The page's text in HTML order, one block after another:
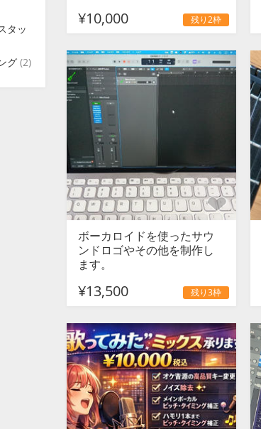
¥10,000 残り2枠
ボーカロイドを使ったサウ
ンドロゴやその他を制作し
ます。
¥13,500 残り3枠
タッ
グ (2)